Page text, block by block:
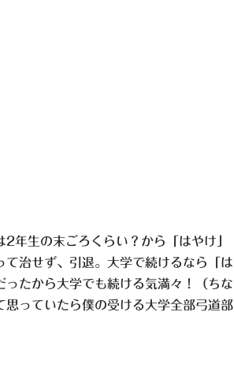
年生の末ごろくらい？から「はやけ」
治せず、引退。大学で続けるなら「は
たから大学でも続ける気満々！（ちな
っていたら僕の受ける大学全部弓道部